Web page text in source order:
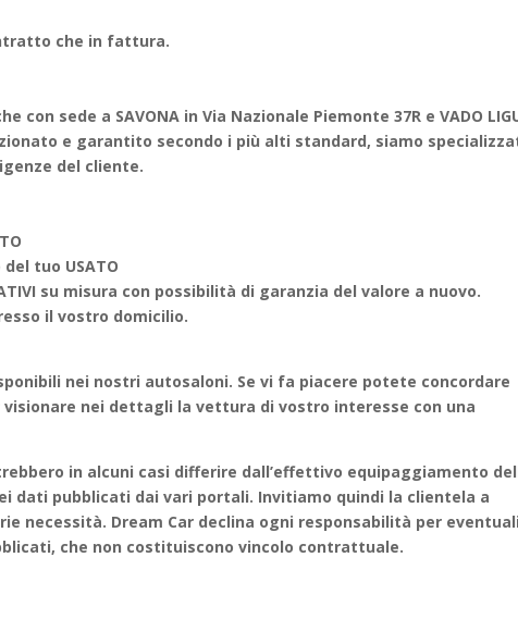
che in fattura.
con sede a SAVONA in Via Nazionale Piemonte 37R e VADO
e garantito secondo i più alti standard, siamo
del cliente.
tuo USATO
su misura con possibilità di garanzia del valore a nuovo.
il vostro domicilio.
nei nostri autosaloni. Se vi fa piacere potete concordare
nei dettagli la vettura di vostro interesse con una
in alcuni casi differire dall’effettivo equipaggiamento
dati pubblicati dai vari portali. Invitiamo quindi la clientela a
necessità. Dream Car declina ogni responsabilità per eventuali
che non costituiscono vincolo contrattuale.